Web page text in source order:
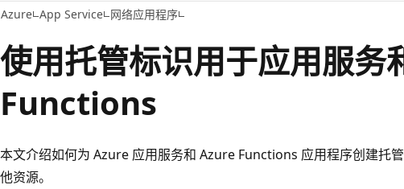
Azure App Service 网络应用程序
使用托管标识用于应用服务
Functions
本文介绍如何为 Azure 应用服务和 Azure Functions 应用程序创建托
他资源。